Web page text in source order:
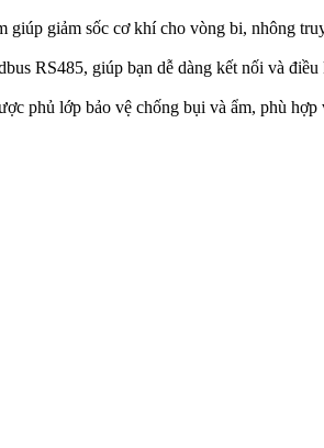
giúp giảm sốc cơ khí cho vòng bi, nhông
RS485, giúp bạn dễ dàng kết nối và
phủ lớp bảo vệ chống bụi và ẩm, phù